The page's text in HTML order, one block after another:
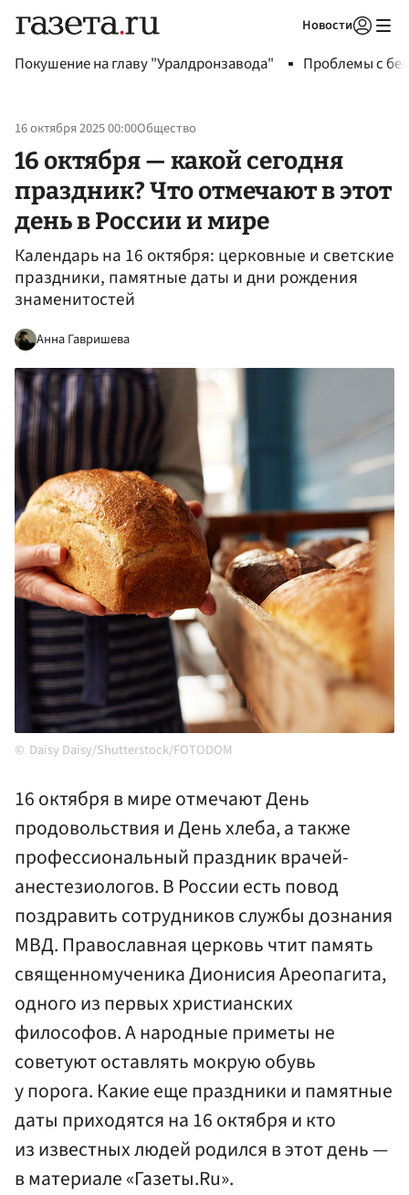
Новости
Покушение на главу "Уралдронзавода" Проблемы с
16 октября 2025 00:00Общество
16 октября — какой сегодня
праздник? Что отмечают в этот
день в России и мире
Календарь на 16 октября: церковные и светские
праздники, памятные даты и дни рождения
знаменитостей
Анна Гавришева
Daisy Daisy/Shutterstock/FOTODOM
16 октября в мире отмечают День
продовольствия и День хлеба, а также
профессиональный праздник врачей-
анестезиологов. В России есть повод
поздравить сотрудников службы дознания
МВД. Православная церковь чтит память
священномученика Дионисия Ареопагита,
одного из первых христианских
философов. А народные приметы не
советуют оставлять мокрую обувь
у порога. Какие еще праздники и памятные
даты приходятся на 16 октября и кто
из известных людей родился в этот день —
в материале «Газеты.Ru».